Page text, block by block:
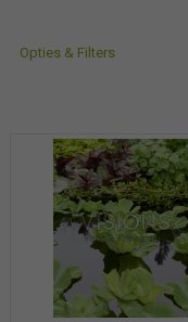
Opties & Filters